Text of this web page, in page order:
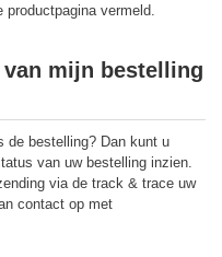
vermeld.
mijn bestelling
de bestelling? Dan kunt u
van uw bestelling inzien.
via de track & trace uw
contact op met